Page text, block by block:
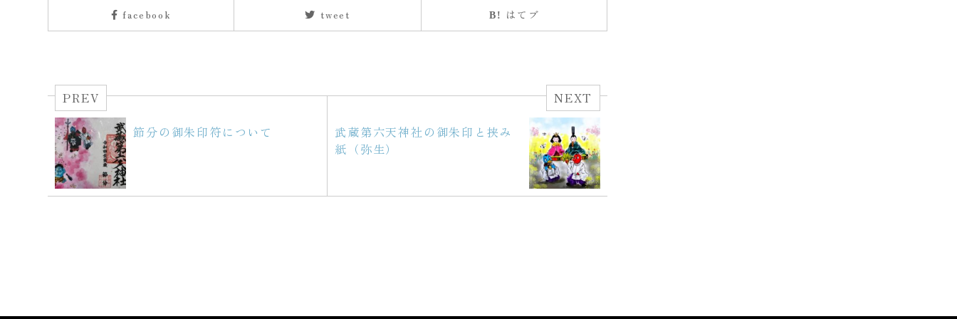
facebook tweet はてブ
PREV
節分の御朱印符について
NEXT
武蔵第六天神社の御朱印と挟み
紙（弥生）